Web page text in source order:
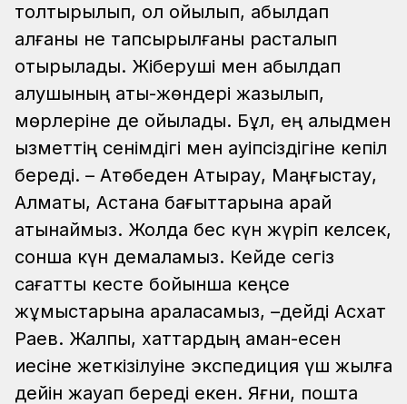
толтырылып, қол қойылып, қабылдап
алғаны не тапсырылғаны расталып
отырылады. Жіберуші мен қабылдап
алушының аты-жөндері жазылып,
мөрлеріне де қойылады. Бұл, ең алыдмен
қызметтің сенімдігі мен қауіпсіздігіне кепіл
береді. – Ақтөбеден Атырау, Маңғыстау,
Алматы, Астана бағыттарына қарай
қатынаймыз. Жолда бес күн жүріп келсек,
сонша күн демаламыз. Кейде сегіз
сағаттық кесте бойынша кеңсе
жұмыстарына араласамыз, –дейді Асхат
Раев. Жалпы, хаттардың аман-есен
иесіне жеткізілуіне экспедиция үш жылға
дейін жауап береді екен. Яғни, пошта